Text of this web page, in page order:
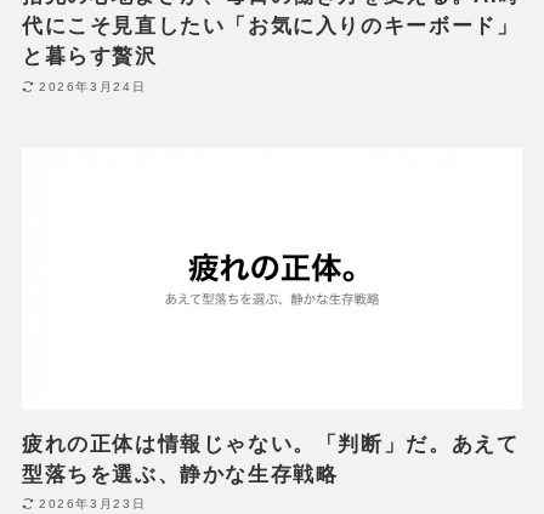
代にこそ見直したい「お気に入りのキーボード」
と暮らす贅沢
2026年3月24日
疲れの正体は情報じゃない。「判断」だ。あえて
型落ちを選ぶ、静かな生存戦略
2026年3月23日